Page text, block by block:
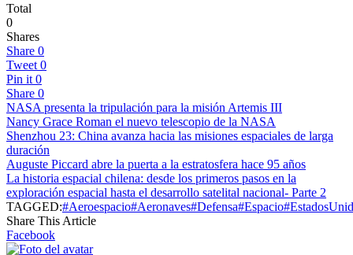
Total
0
Shares
Share 0
Tweet 0
Pin it 0
Share 0
NASA presenta la tripulación para la misión Artemis III
Nancy Grace Roman el nuevo telescopio de la NASA
Shenzhou 23: China avanza hacia las misiones espaciales de larga
duración
Auguste Piccard abre la puerta a la estratosfera hace 95 años
La historia espacial chilena: desde los primeros pasos en la
exploración espacial hasta el desarrollo satelital nacional- Parte 2
TAGGED:#Aeroespacio#Aeronaves#Defensa#Espacio
Share This Article
Facebook